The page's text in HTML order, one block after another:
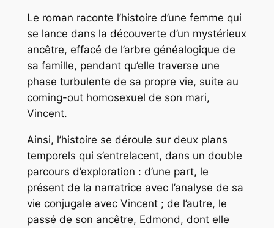
Le roman raconte l’histoire d’une femme qui
se lance dans la découverte d’un mystérieux
ancêtre, effacé de l’arbre généalogique de
sa famille, pendant qu’elle traverse une
phase turbulente de sa propre vie, suite au
coming-out homosexuel de son mari,
Vincent.
Ainsi, l’histoire se déroule sur deux plans
temporels qui s’entrelacent, dans un double
parcours d’exploration : d’une part, le
présent de la narratrice avec l’analyse de sa
vie conjugale avec Vincent ; de l’autre, le
passé de son ancêtre, Edmond, dont elle